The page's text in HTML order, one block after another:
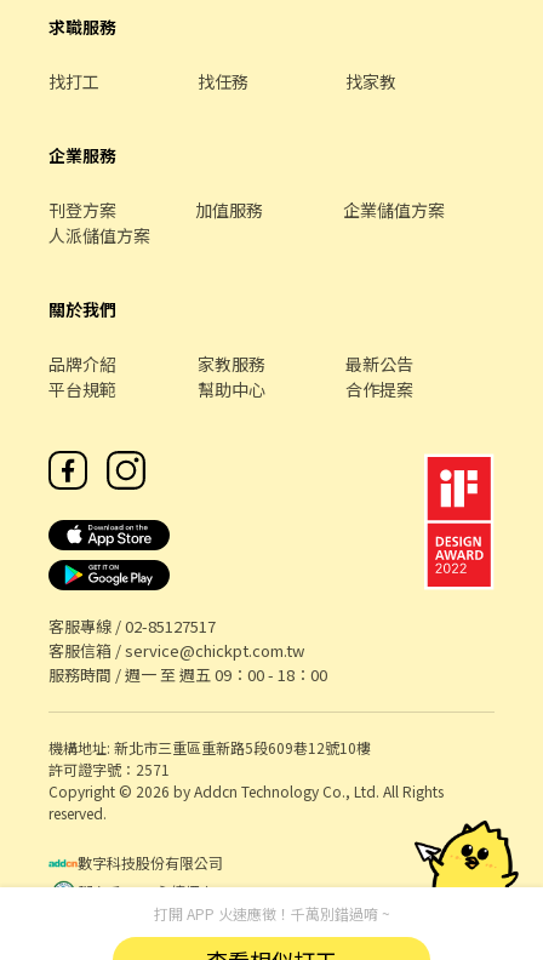
巷13號1樓 新莊民安二店 新北市新莊區民安西路50號1樓 新莊新泰
店 新北市新莊區新泰路8號1樓 新莊五工店 新北市新莊區五工路92
號1樓 🏪智取店(工作時段不同) (請選擇其中一區為工作區域)（需有
交通工具） 🎯🎯🎯【工-作-地-點】🎯🎯🎯 Ａ新莊中港二 - 智取店
莊中原 - 智取店 新北市新莊區中原路225號1樓 新莊中信 - 智取店 新
北市新莊區中信街53號1樓 新莊中安 - 智取店 新北市新莊區中安街5
誠 - 智取店 新北市新莊區中誠街78號1樓 新莊中和 - 智取店 新北市
新莊區中和街63號1樓 新莊昌明 - 智取店 新北市新莊區昌隆街20號1
港路697號1樓 新莊昌華 - 智取店 新北市新莊區昌平街71巷24號1樓
--------------------------------------------------------- Ｂ新莊榮華
- 智取店 多店區域 新莊福德 - 智取店 新北市新莊區福德一街70號1
智取店 新北市新莊區化成路146號1樓 新莊思源 - 智取店 新北市新
莊區思源路332巷30號1樓 新莊福壽 - 智取店 新北市新莊區福壽街
權 - 智取店 新北市新莊區五權一路114號1樓 新莊福前 - 智取店 新北
市新莊區福前街261號1樓 新莊幸福 - 智取店 新北市新莊區幸福路27
號1樓 --------------------------------------------------------------
公園路95號1樓 新莊豐年 - 智取店 新北市新莊區豐年街84號1、2樓
新莊建中 - 智取店 新北市新莊區建中街104號1樓 新莊瓊林 - 智取店
新北市新莊區瓊泰路16號1樓 新莊瓊德 - 智取店 新北市新莊區瓊泰
莊區中正路881-16號1樓 新莊建國 - 智取店 新北市新莊區建國一路
86號1樓 新莊萬安 - 智取店 新北市新莊區萬安街24號1樓 新莊四維 -
智取店 新北市新莊區四維路21號1樓 新莊西盛 - 智取店 新北市新莊
區西盛街441號1樓 新莊輔大 - 智取店 新北市新莊區中正路516之32
號1樓 新莊八德 - 智取店 新北市新莊區八德街81號1樓 新莊民有 - 智
取店 新北市新莊區西盛街158巷5號1樓 新莊天祥 - 智取店 新北市新
莊區新北大道七段235號1樓 新莊民安東 - 智取店 新北市新莊區民安
東路127號1樓 新莊新雅 - 智取店 新北市新莊區中正路879之3號1樓
方式】週休二日 【上班時間/薪資】-含津貼加班- ➡️日班
08:00~17:00 時薪$210 薪約$36080~67000 ➡️夜班20:00~05:00 時
➖➖➖ ⭕️享有勞、健保、團保勞退6％⭕️ ☎️快速來電預約：0965-
費諮詢、仲介費、服務費 ⭕️享有勞健保、團保勞退6％ ✔️實體門市
求職服務
找打工 找任務 找家教
企業服務
刊登方案 加值服務
企業儲值方案
人派儲值方案
關於我們
品牌介紹 家教服務
最新公告
平台規範
幫助中心 合作提案
客服專線 /02-85127517
客服信箱 /service@chickpt.com.tw
服務時間 / 週一 至 週五 09：00 - 18：00
機構地址: 新北市三重區重新路5段609巷12號10樓
許可證字號：2571
Copyright © 2026 by Addcn Technology Co., Ltd. All Rights
reserved.
數字科技股份有限公司
鄧白氏 ESG 永續標章
打開 APP 火速應徵！千萬別錯過唷 ~